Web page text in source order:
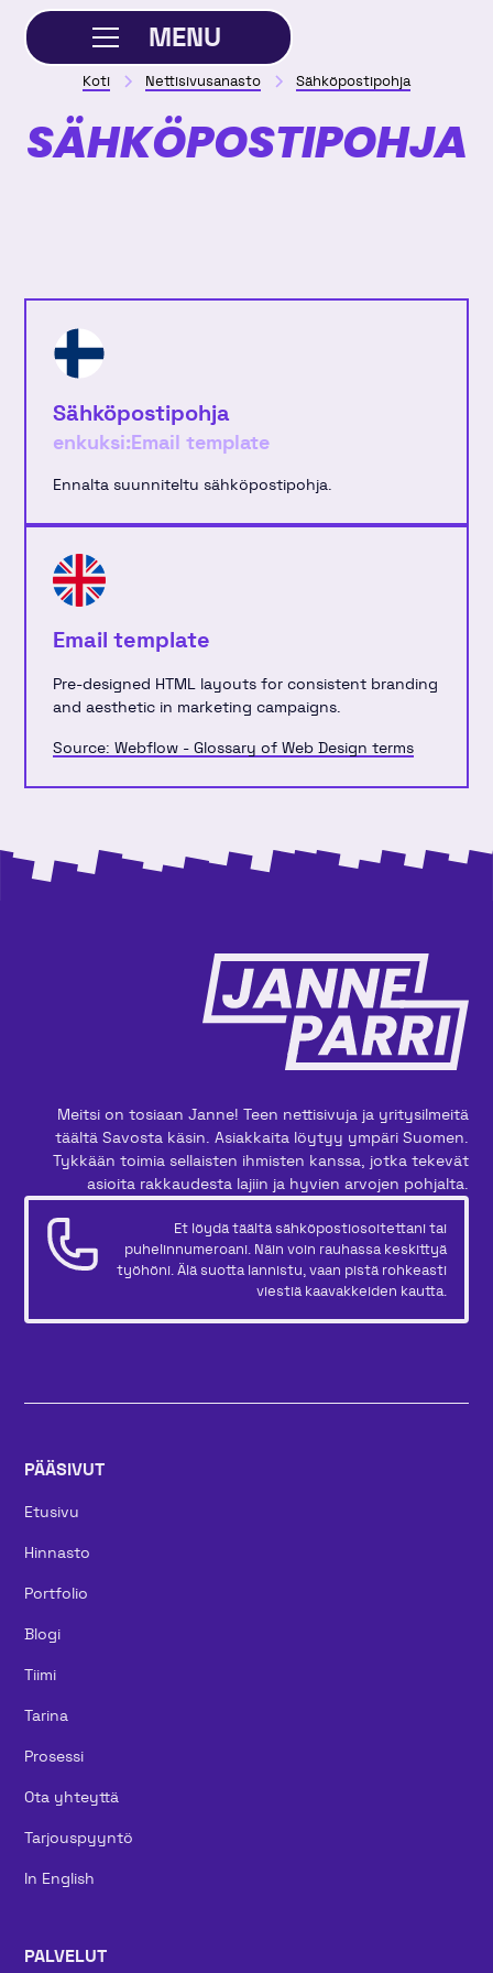
MENU
SULJE
Koti Nettisivusanasto Sähköpostipohja
SÄHKÖPOSTIPOHJA
Sähköpostipohja
enkuksi:Email template
Ennalta suunniteltu sähköpostipohja.
Email template
Pre-designed HTML layouts for consistent branding
and aesthetic in marketing campaigns.
Source: Webflow - Glossary of Web Design terms
Meitsi on tosiaan Janne! Teen nettisivuja ja yritysilmeitä
täältä Savosta käsin. Asiakkaita löytyy ympäri Suomen.
Tykkään toimia sellaisten ihmisten kanssa, jotka tekevät
asioita rakkaudesta lajiin ja hyvien arvojen pohjalta.
Et löydä täältä sähköpostiosoitettani tai
puhelinnumeroani. Näin voin rauhassa keskittyä
työhöni. Älä suotta lannistu, vaan pistä rohkeasti
viestiä kaavakkeiden kautta.
PÄÄSIVUT
Etusivu
Hinnasto
Portfolio
Blogi
Tiimi
Tarina
Prosessi
Ota yhteyttä
Tarjouspyyntö
In English
PALVELUT